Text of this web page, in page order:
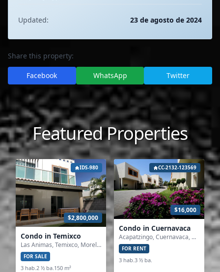
Updated: 23 de agosto de 2024
Share this property:
Facebook WhatsApp Twitter
Featured Properties
IDS-980
$2,800,000
Condo in Temixco
Las Animas, Temixco, Morelos
FOR SALE
3 hab.2 ½ ba.150 m²
CC-2132-123569
$16,000
Condo in Cuernavaca
Acapatzingo, Cuernavaca, Morelos
FOR RENT
3 hab.3 ½ ba.